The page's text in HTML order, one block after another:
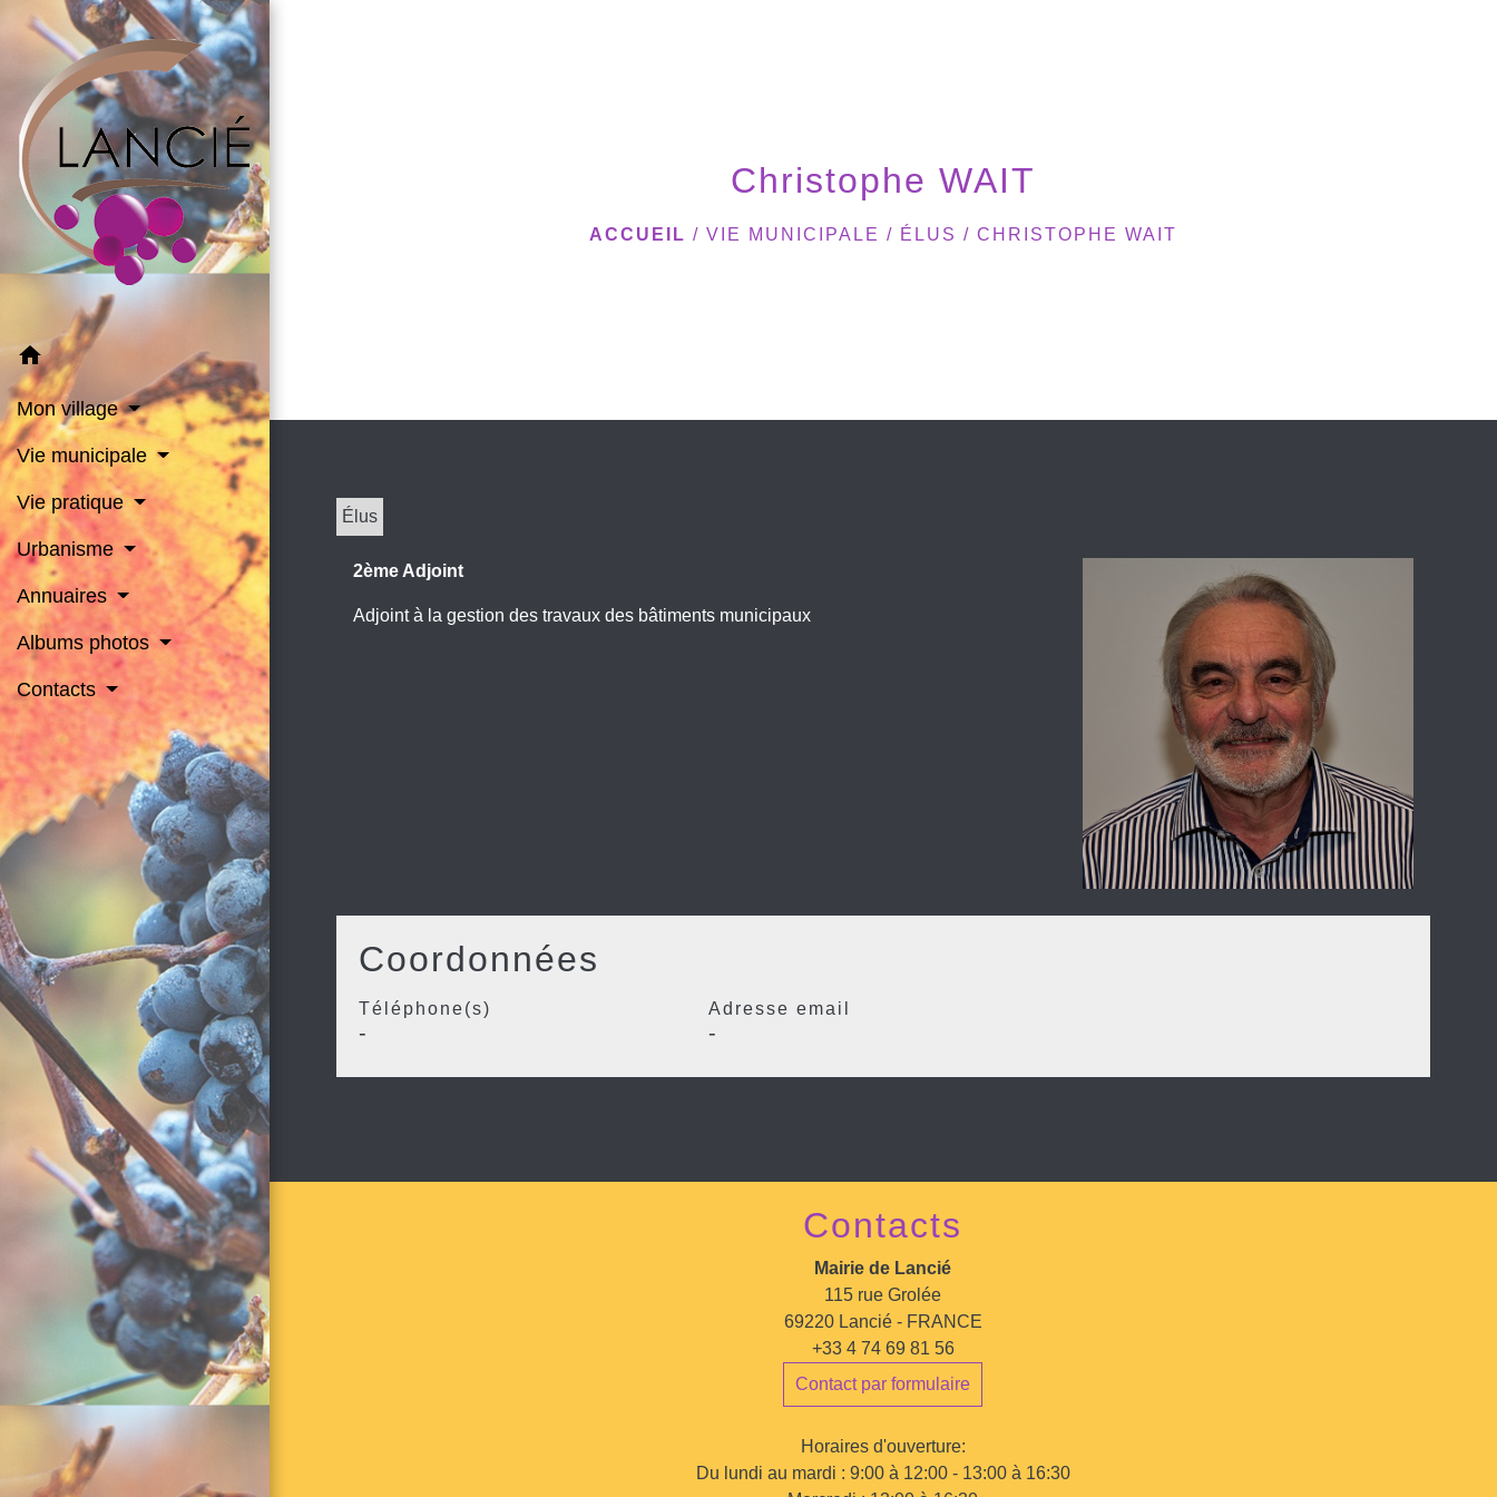
home
Mon village
Vie municipale
Vie pratique
Urbanisme
Annuaires
Albums photos
Contacts
Christophe WAIT
ACCUEIL / VIE MUNICIPALE / ÉLUS / CHRISTOPHE WAIT
Élus
2ème Adjoint
Adjoint à la gestion des travaux des bâtiments municipaux
Coordonnées
Téléphone(s)
-
Adresse email
-
Contacts
Mairie de Lancié
115 rue Grolée
69220 Lancié - FRANCE
+33 4 74 69 81 56
Contact par formulaire
Horaires d'ouverture:
Du lundi au mardi : 9:00 à 12:00 - 13:00 à 16:30